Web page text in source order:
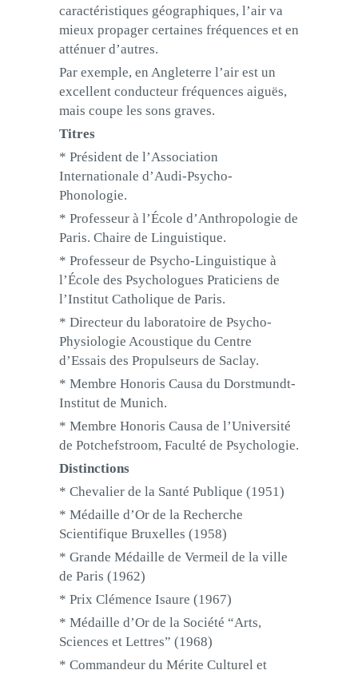
caractéristiques géographiques, l’air va
mieux propager certaines fréquences et en
atténuer d’autres.
Par exemple, en Angleterre l’air est un
excellent conducteur fréquences aiguës,
mais coupe les sons graves.
Titres
* Président de l’Association
Internationale d’Audi-Psycho-
Phonologie.
* Professeur à l’École d’Anthropologie de
Paris. Chaire de Linguistique.
* Professeur de Psycho-Linguistique à
l’École des Psychologues Praticiens de
l’Institut Catholique de Paris.
* Directeur du laboratoire de Psycho-
Physiologie Acoustique du Centre
d’Essais des Propulseurs de Saclay.
* Membre Honoris Causa du Dorstmundt-
Institut de Munich.
* Membre Honoris Causa de l’Université
de Potchefstroom, Faculté de Psychologie.
Distinctions
* Chevalier de la Santé Publique (1951)
* Médaille d’Or de la Recherche
Scientifique Bruxelles (1958)
* Grande Médaille de Vermeil de la ville
de Paris (1962)
* Prix Clémence Isaure (1967)
* Médaille d’Or de la Société “Arts,
Sciences et Lettres” (1968)
* Commandeur du Mérite Culturel et